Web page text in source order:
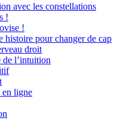
avec les constellations
!
!
histoire pour changer de cap
droit
l’intuition
en ligne